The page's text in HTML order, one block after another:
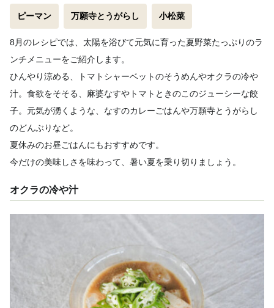
ピーマン 万願寺とうがらし 小松菜
8月のレシピでは、太陽を浴びて元気に育った夏野菜たっぷりのラ
ンチメニューをご紹介します。
ひんやり涼める、トマトシャーベットのそうめんやオクラの冷や
汁。食欲をそそる、麻婆なすやトマトときのこのジューシーな餃
子。元気が湧くような、なすのカレーごはんや万願寺とうがらし
のどんぶりなど。
夏休みのお昼ごはんにもおすすめです。
今だけの美味しさを味わって、暑い夏を乗り切りましょう。
オクラの冷や汁